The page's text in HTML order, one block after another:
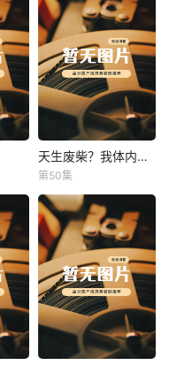
天生废柴？我体内有神血 天生废柴？我体内有神血
第50集